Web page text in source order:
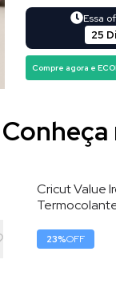
Essa
25
Compre agora e
Cricut Value
Calor)
23%OFF